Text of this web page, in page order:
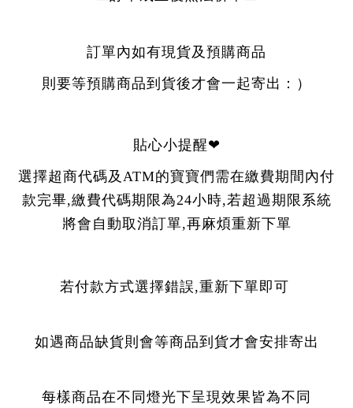
訂單內如有現貨及預購商品
則要等預購商品到貨後才會一起寄出：）
貼心小提醒❤
選擇超商代碼及ATM的寶寶們需在繳費期間內付
款完畢,繳費代碼期限為24小時,若超過期限系統
將會自動取消訂單,再麻煩重新下單
若付款方式選擇錯誤,重新下單即可
如遇商品缺貨則會等商品到貨才會安排寄出
每樣商品在不同燈光下呈現效果皆為不同